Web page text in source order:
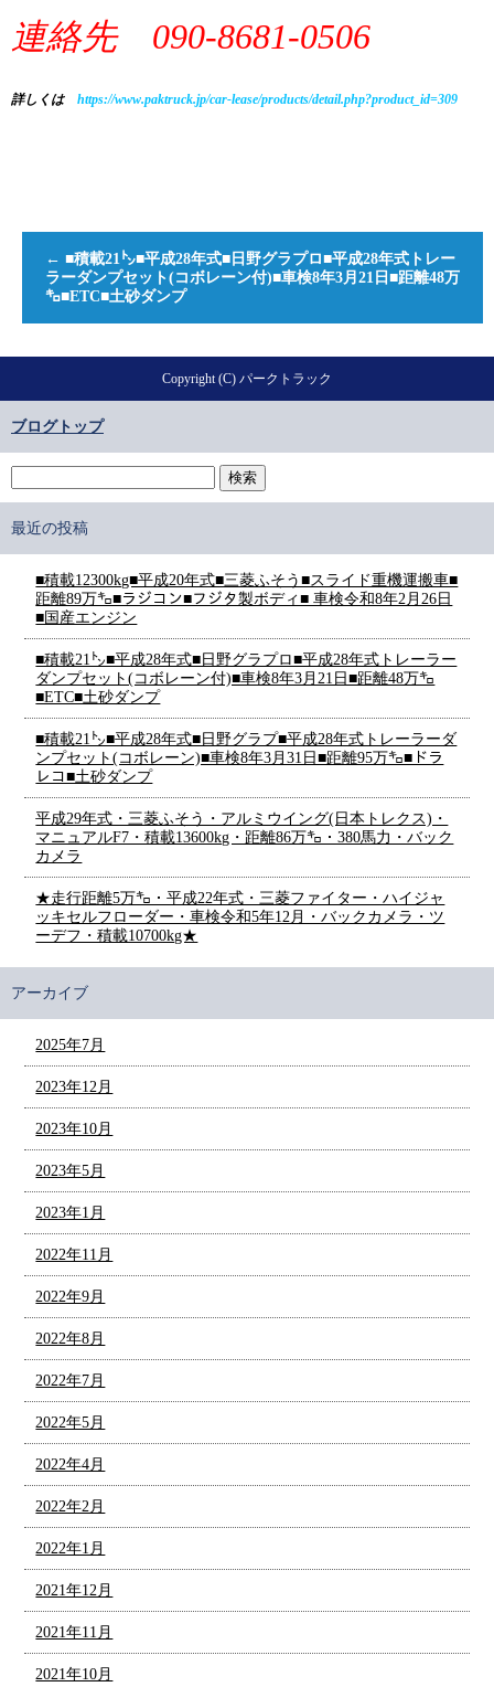
連絡先 090-8681-0506
詳しくは https://www.paktruck.jp/car-lease/products/detail.php?product_id=309
← ■積載21㌧■平成28年式■日野グラプロ■平成28年式トレー
ラーダンプセット(コボレーン付)■車検8年3月21日■距離48万
㌔■ETC■土砂ダンプ
Copyright (C) パークトラック
ブログトップ
最近の投稿
■積載12300kg■平成20年式■三菱ふそう■スライド重機運搬車■
距離89万㌔■ラジコン■フジタ製ボディ■ 車検令和8年2月26日
■国産エンジン
■積載21㌧■平成28年式■日野グラプロ■平成28年式トレーラー
ダンプセット(コボレーン付)■車検8年3月21日■距離48万㌔
■ETC■土砂ダンプ
■積載21㌧■平成28年式■日野グラプ■平成28年式トレーラーダ
ンプセット(コボレーン)■車検8年3月31日■距離95万㌔■ドラ
レコ■土砂ダンプ
平成29年式・三菱ふそう・アルミウイング(日本トレクス)・
マニュアルF7・積載13600kg・距離86万㌔・380馬力・バック
カメラ
★走行距離5万㌔・平成22年式・三菱ファイター・ハイジャ
ッキセルフローダー・車検令和5年12月・バックカメラ・ツ
ーデフ・積載10700kg★
アーカイブ
2025年7月
2023年12月
2023年10月
2023年5月
2023年1月
2022年11月
2022年9月
2022年8月
2022年7月
2022年5月
2022年4月
2022年2月
2022年1月
2021年12月
2021年11月
2021年10月